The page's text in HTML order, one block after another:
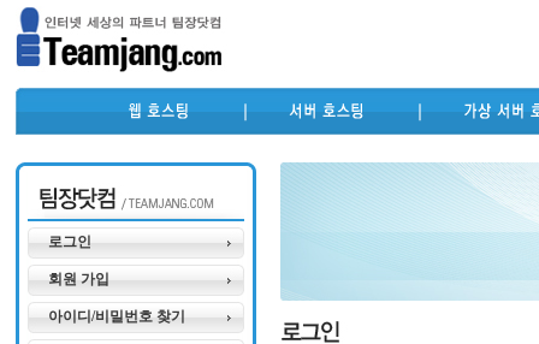
로그인
회원 가입
아이디/비밀번호 찾기